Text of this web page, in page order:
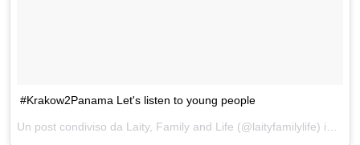
#Krakow2Panama Let's listen to young people
Un post condiviso da Laity, Family and Life (@laityfamilylife) in data: